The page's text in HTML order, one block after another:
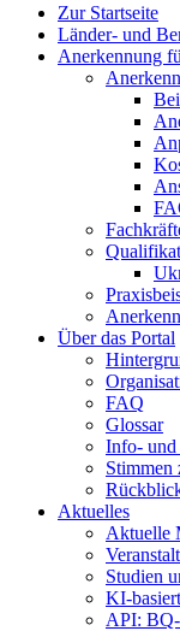
Zur Startseite
Länder- und
Anerkennung
Über das Portal
FAQ
Glossar
Info- und
Stimmen
Aktuelles
Aktuelle
Studien
KI-
API: BQ-